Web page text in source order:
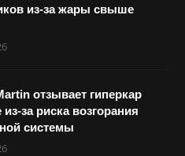
из-за жары свыше
отзывает гиперкар
из-за риска возгорания
системы